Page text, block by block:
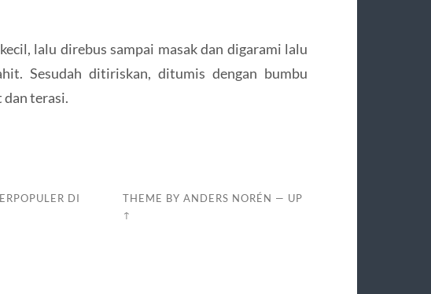
lalu direbus sampai masak dan digarami lalu
Sesudah ditiriskan, ditumis dengan bumbu
dan terasi.
DI
THEME BYANDERS NORÉN — UP
↑